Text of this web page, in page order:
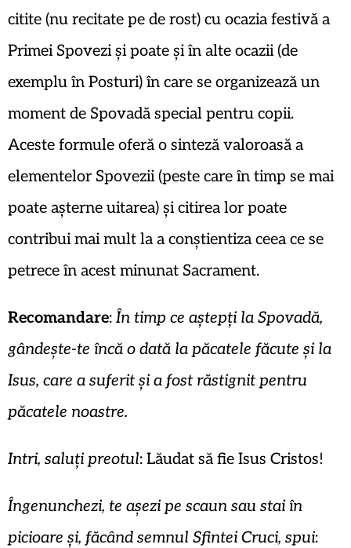
citite (nu recitate pe de rost) cu ocazia festivă a
Primei Spovezi și poate și în alte ocazii (de
exemplu în Posturi) în care se organizează un
moment de Spovadă special pentru copii.
Aceste formule oferă o sinteză valoroasă a
elementelor Spovezii (peste care în timp se mai
poate așterne uitarea) și citirea lor poate
contribui mai mult la a conștientiza ceea ce se
petrece în acest minunat Sacrament.
Recomandare: În timp ce aștepți la Spovadă,
gândește-te încă o dată la păcatele făcute și la
Isus, care a suferit și a fost răstignit pentru
păcatele noastre.
Intri, saluți preotul: Lăudat să fie Isus Cristos!
Îngenunchezi, te așezi pe scaun sau stai în
picioare și, făcând semnul Sfintei Cruci, spui: